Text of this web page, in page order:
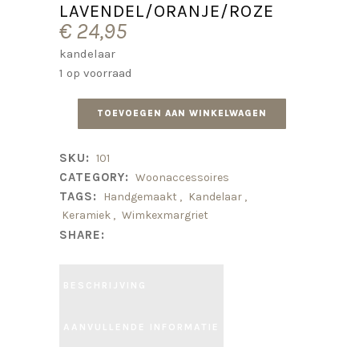
LAVENDEL/ORANJE/ROZE
€24,95
kandelaar
1 op voorraad
TOEVOEGEN AAN WINKELWAGEN
SKU: 101
CATEGORY: Woonaccessoires
TAGS: Handgemaakt , Kandelaar ,
Keramiek , Wimkexmargriet
SHARE: